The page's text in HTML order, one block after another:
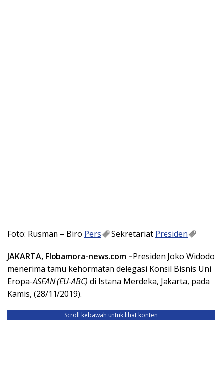
Foto: Rusman – Biro Pers Sekretariat Presiden
JAKARTA, Flobamora-news.com –Presiden Joko Widodo
menerima tamu kehormatan delegasi Konsil Bisnis Uni
Eropa-ASEAN (EU-ABC) di Istana Merdeka, Jakarta, pada
Kamis, (28/11/2019).
Scroll kebawah untuk lihat konten